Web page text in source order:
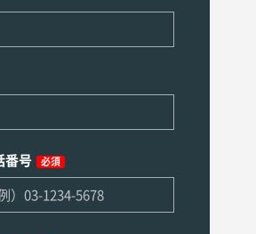
番号 必須